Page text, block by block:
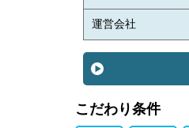
運営会社
こだわり条件